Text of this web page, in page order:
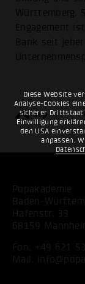
Diese Website
Analyse-Cookies
sicherer Drittstaat
Einwilligung
den USA
anpassen.
Württemberg.
Engagement
Bank seit
top
Popakademie
Baden-
Hafenstr. 33
68159
Fon:
+49 621
Mail: